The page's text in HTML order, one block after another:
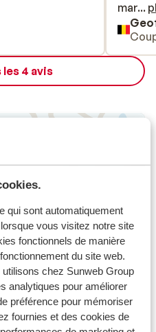
qui sont automatiquement
vous visitez notre site
fonctionnels de manière
du site web.
chez Sunweb Group
analytiques pour améliorer
préférence pour mémoriser
fournies et des cookies de
les
le
c'était
lit et
le
petit
mar...
4 avis
150 mètres
ski environ 100